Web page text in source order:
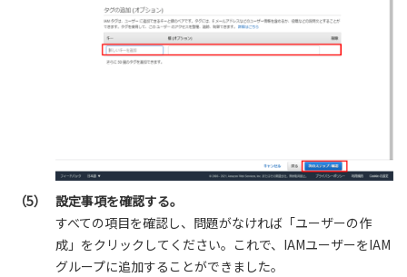
（5）
設定事項を確認する。
すべての項目を確認し、問題がなければ「ユーザーの作
成」をクリックしてください。これで、IAMユーザーをIAM
グループに追加することができました。